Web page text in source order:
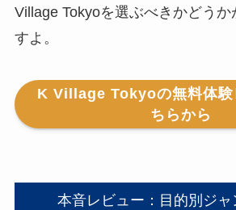
Village Tokyoを選ぶべきかどうか
すよ。
K Village Tokyoの無料体験
ちらから
本音レビュー：目的別ジャ